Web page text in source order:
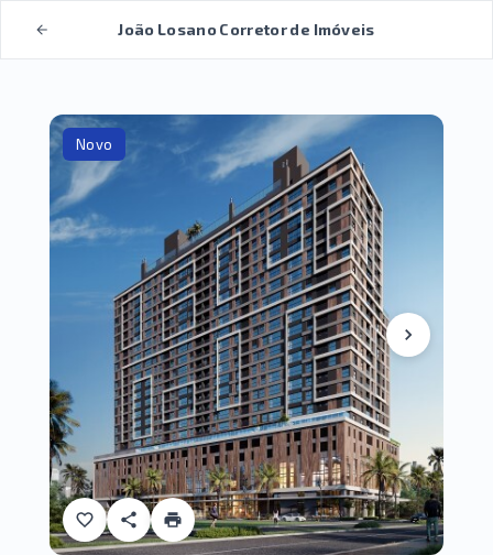
João Losano Corretor de Imóveis
Novo